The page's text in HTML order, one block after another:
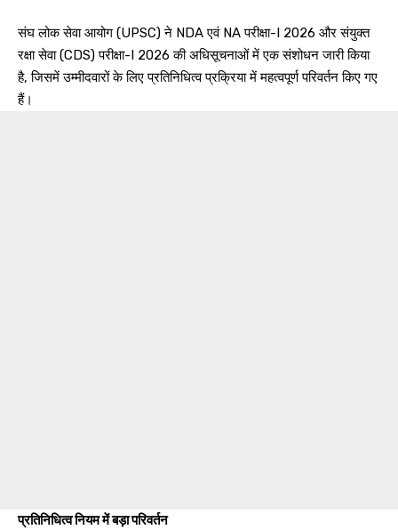
संघ लोक सेवा आयोग (UPSC) ने NDA एवं NA परीक्षा-I 2026 और संयुक्त
रक्षा सेवा (CDS) परीक्षा-I 2026 की अधिसूचनाओं में एक संशोधन जारी किया
है, जिसमें उम्मीदवारों के लिए प्रतिनिधित्व प्रक्रिया में महत्वपूर्ण परिवर्तन किए गए
हैं।
प्रतिनिधित्व नियम में बड़ा परिवर्तन